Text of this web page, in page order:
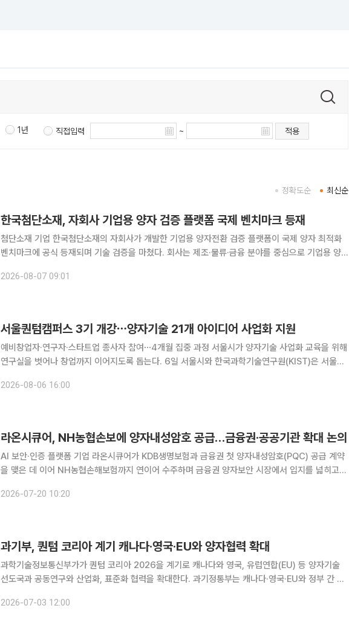
1년 직접입력 ~ 적용
최신순
정확도순
한국첨단소재, 자회사 기업용 양자 검증 플랫폼 국제 벤치마크 등재
첨단소재 기업 한국첨단소재의 자회사가 개발한 기업용 양자전환 검증 플랫폼이 국제 양자 최적화
벤치마크에 공식 등재되며 기술 검증을 마쳤다. 회사는 제조·물류·금융 분야를 중심으로 기업용 양
환 검증 플랫폼 '코리아퀀텀(KoreaQuantum)'이 국제 양자 최
2026-08-07 09:01
서울퀀텀캠퍼스 3기 개강⋯양자기술 21개 아이디어 사업화 지원
예비창업자·연구자·스타트업 종사자 참여⋯4개월 집중 과정 서울시가 양자기술 사업화 교육을 위해
연구실을 벗어나 창업까지 이어지도록 돕는다. 6일 서울시와 한국과학기술연구원(KIST)은 서울창
업 종사자 30명이 제안한 21개 사업 아이템의 사업화를 본격 지원한다
2026-08-06 16:00
라온시큐어, NH농협손보에 양자내성암호 공급…금융권·공공기관 확대 논의
AI 보안·인증 플랫폼 기업 라온시큐어가 KDB생명보험과 금융권 첫 양자내성암호(PQC) 공급 계약
을 맺은 데 이어 NH농협손해보험까지 연이어 수주하며 금융권 양자보안 시장에서 입지를 넓히고
보안 체계를 공급하는 계약을 체결했다고 20일 밝혔다. 현재 1
2026-07-20 10:20
과기부, 퀀텀 코리아 계기 캐나다·영국·EU와 양자협력 확대
과학기술정보통신부가가 퀀텀 코리아 2026을 계기로 캐나다와 영국, 유럽연합(EU) 등 양자기술
선도국과 공동연구와 산업화, 표준화 협력을 확대한다. 과기정통부는 캐나다·영국·EU와 정부 간 대
2026-07-03 12:00